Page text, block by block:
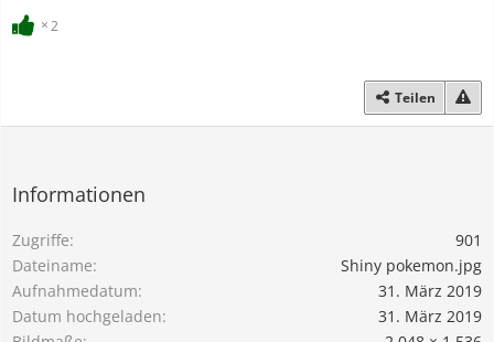
2
Teilen
Informationen
Zugriffe
901
Dateiname
Shiny pokemon.jpg
Aufnahmedatum
31. März 2019
Datum hochgeladen
31. März 2019